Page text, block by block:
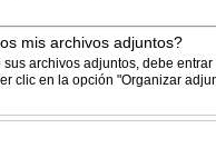
mis archivos adjuntos?
sus archivos adjuntos, debe
clic en la opción "Organizar